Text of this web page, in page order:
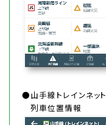
●山手線トレインネット
列車位置情報